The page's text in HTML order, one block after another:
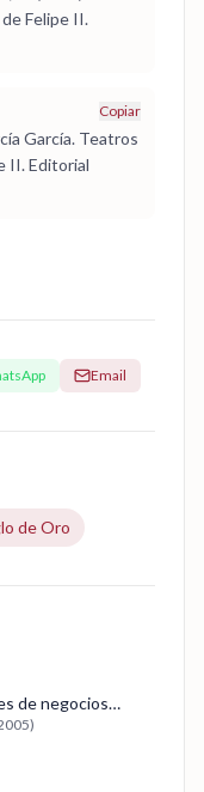
Felipe II.
Copiar
García. Teatros
II. Editorial
Email
de Oro
de negocios
de 1640